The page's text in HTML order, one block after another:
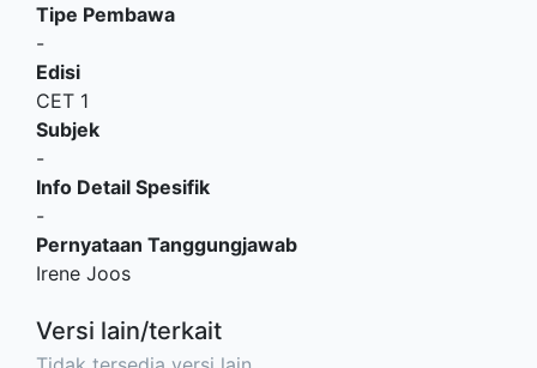
Tipe Pembawa
-
Edisi
CET 1
Subjek
-
Info Detail Spesifik
-
Pernyataan Tanggungjawab
Irene Joos
Versi lain/terkait